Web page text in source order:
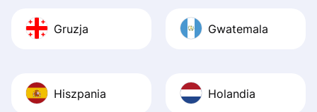
Gruzja Gwatemala
Hiszpania Holandia